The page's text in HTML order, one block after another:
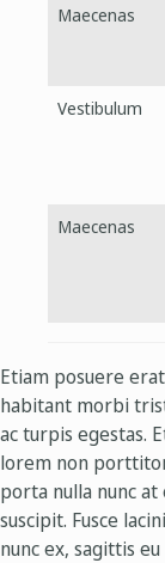
Maecenas
Vestibulum
Maecenas
Etiam posuere
habitant morbi
ac turpis egestas.
lorem non
porta nulla nunc
suscipit. Fusce
nunc ex, sagittis